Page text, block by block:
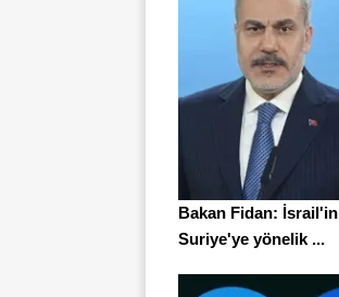
Bakan Fidan: İsrail'in
Suriye'ye yönelik ...